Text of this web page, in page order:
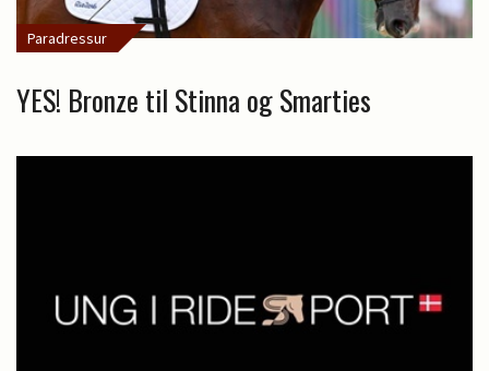
Paradressur
YES! Bronze til Stinna og Smarties